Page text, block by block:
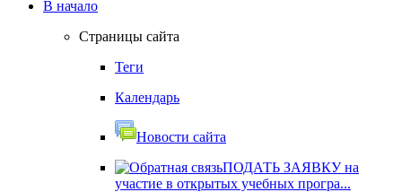
В начало
Страницы сайта
Теги
Календарь
Новости сайта
ПОДАТЬ ЗАЯВКУ на
участие в открытых учебных програ...